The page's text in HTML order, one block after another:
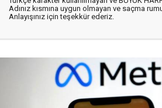
Adınız kısmına uygun olmayan ve saçma
Anlayışınız için teşekkür ederiz.